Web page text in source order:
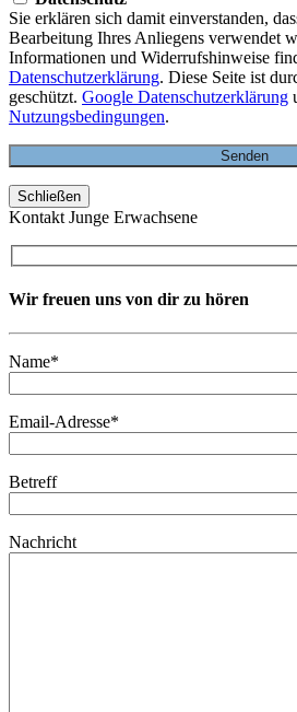
Sie erklären sich damit einverstanden,
Bearbeitung Ihres Anliegens verwendet
Informationen und Widerrufshinweise
Datenschutzerklärung. Diese Seite ist
geschützt. Google Datenschutzerklärung
Nutzungsbedingungen.
Schließen
Kontakt Junge Erwachsene
Wir freuen uns von dir zu hören
Name*
Email-Adresse*
Betreff
Nachricht